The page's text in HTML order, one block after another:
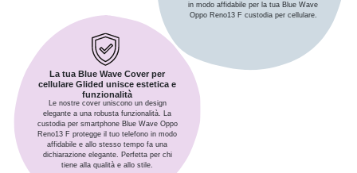
in modo affidabile per la tua Blue Wave
Oppo Reno13 F custodia per cellulare.
La tua Blue Wave Cover per
cellulare Glided unisce estetica e
funzionalità
Le nostre cover uniscono un design
elegante a una robusta funzionalità. La
custodia per smartphone Blue Wave Oppo
Reno13 F protegge il tuo telefono in modo
affidabile e allo stesso tempo fa una
dichiarazione elegante. Perfetta per chi
tiene alla qualità e allo stile.